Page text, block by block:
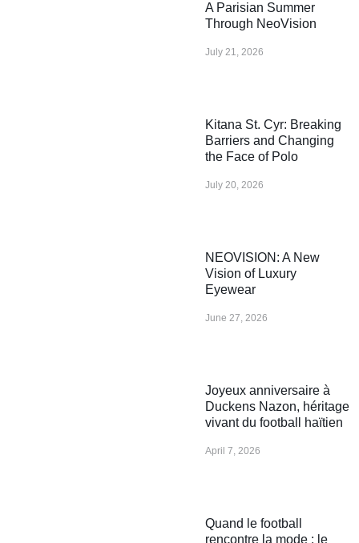
A Parisian Summer
Through NeoVision
July 21, 2026
Kitana St. Cyr: Breaking
Barriers and Changing
the Face of Polo
July 20, 2026
NEOVISION: A New
Vision of Luxury
Eyewear
June 27, 2026
Joyeux anniversaire à
Duckens Nazon, héritage
vivant du football haïtien
April 7, 2026
Quand le football
rencontre la mode : le